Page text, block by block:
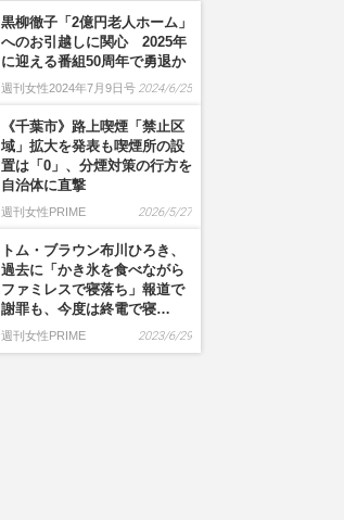
黒柳徹子「2億円老人ホーム」
へのお引越しに関心 2025年
に迎える番組50周年で勇退か
週刊女性2024年7月9日号 2024/6/25
《千葉市》路上喫煙「禁止区
域」拡大を発表も喫煙所の設
置は「0」、分煙対策の行方を
自治体に直撃
週刊女性PRIME 2026/5/27
トム・ブラウン布川ひろき、
過去に「かき氷を食べながら
ファミレスで寝落ち」報道で
謝罪も、今度は終電で寝…
週刊女性PRIME 2023/6/29